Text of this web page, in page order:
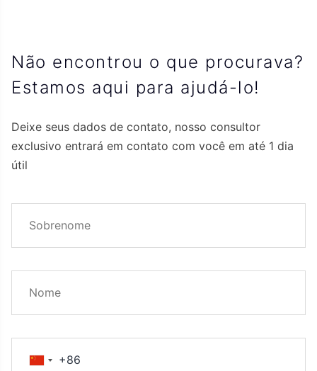
Não encontrou o que procurava?
Estamos aqui para ajudá-lo!
Deixe seus dados de contato, nosso consultor
exclusivo entrará em contato com você em até 1 dia
útil